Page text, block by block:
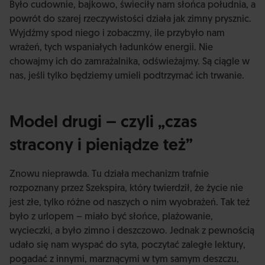
Było cudownie, bajkowo, świeciły nam słońca południa, a
powrót do szarej rzeczywistości działa jak zimny prysznic.
Wyjdźmy spod niego i zobaczmy, ile przybyło nam
wrażeń, tych wspaniałych ładunków energii. Nie
chowajmy ich do zamrażalnika, odświeżajmy. Są ciągle w
nas, jeśli tylko będziemy umieli podtrzymać ich trwanie.
Model drugi – czyli „czas
stracony i pieniądze też”
Znowu nieprawda. Tu działa mechanizm trafnie
rozpoznany przez Szekspira, który twierdził, że życie nie
jest złe, tylko różne od naszych o nim wyobrażeń. Tak też
było z urlopem – miało być słońce, plażowanie,
wycieczki, a było zimno i deszczowo. Jednak z pewnością
udało się nam wyspać do syta, poczytać zaległe lektury,
pogadać z innymi, marznącymi w tym samym deszczu,